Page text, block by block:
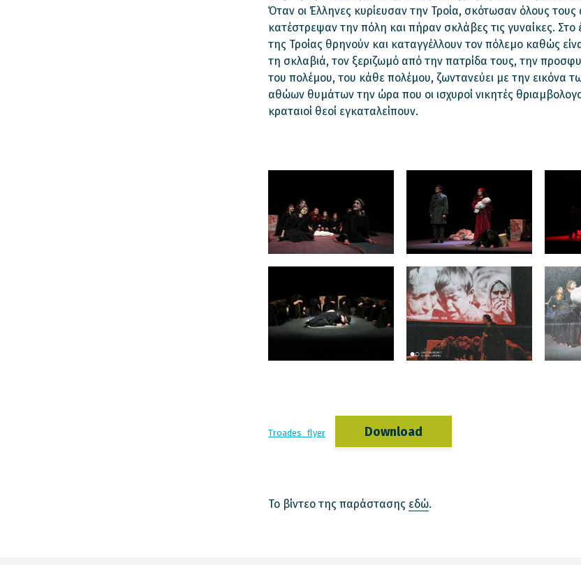
Όταν οι Έλληνες κυρίευσαν την Τροία, σκότωσαν όλους τους
κατέστρεψαν την πόλη και πήραν σκλάβες τις γυναίκες. Στο
της Τροίας θρηνούν και καταγγέλλουν τον πόλεμο καθώς
τη σκλαβιά, τον ξεριζωμό από την πατρίδα τους, την
του πολέμου, του κάθε πολέμου, ζωντανεύει με την εικόνα
αθώων θυμάτων την ώρα που οι ισχυροί νικητές
κραταιοί θεοί εγκαταλείπουν.
Troades_flyer Download
Το βίντεο της παράστασης εδώ.